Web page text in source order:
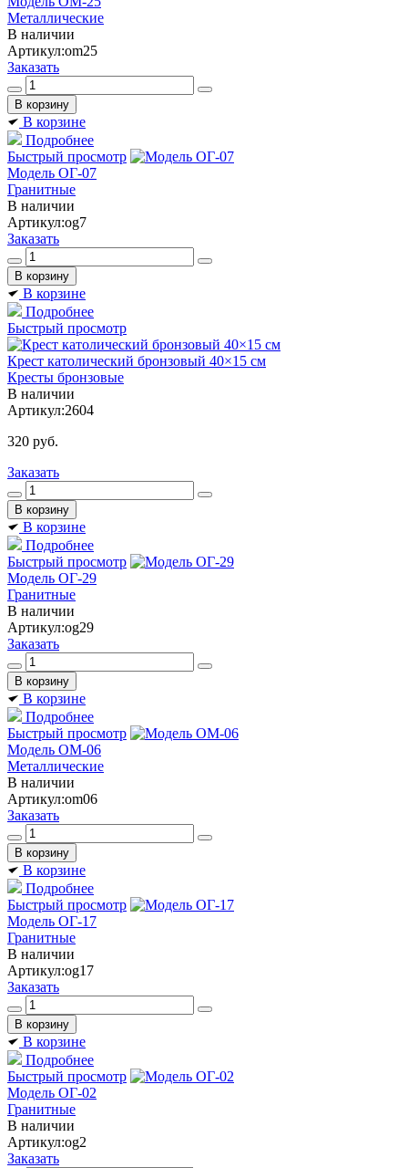
Металлические
В наличии
Артикул:om25
Заказать
В корзине
Подробнее
Быстрый просмотр
Модель ОГ-07
Гранитные
В наличии
Артикул:og7
Заказать
В корзине
Подробнее
Быстрый просмотр
Крест католический бронзовый 40×15 см
Кресты бронзовые
В наличии
Артикул:2604
320 руб.
Заказать
В корзине
Подробнее
Быстрый просмотр
Модель ОГ-29
Гранитные
В наличии
Артикул:og29
Заказать
В корзине
Подробнее
Быстрый просмотр
Модель ОМ-06
Металлические
В наличии
Артикул:om06
Заказать
В корзине
Подробнее
Быстрый просмотр
Модель ОГ-17
Гранитные
В наличии
Артикул:og17
Заказать
В корзине
Подробнее
Быстрый просмотр
Модель ОГ-02
Гранитные
В наличии
Артикул:og2
Заказать